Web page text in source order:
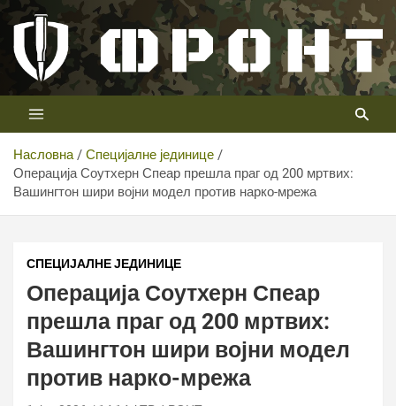
Скип
цонтент
Телевизија ФРОНТ
Први војни канал у Србији
Насловна
Специјалне јединице
Операција Соутхерн Спеар прешла праг од 200 мртвих:
Вашингтон шири војни модел против нарко-мрежа
СПЕЦИЈАЛНЕ ЈЕДИНИЦЕ
Операција Соутхерн Спеар
прешла праг од 200 мртвих:
Вашингтон шири војни модел
против нарко-мрежа